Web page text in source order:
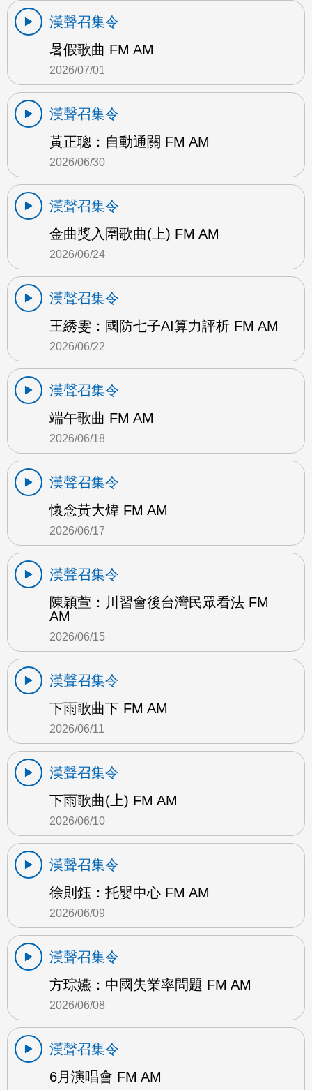
漢聲召集令
暑假歌曲 FM AM
2026/07/01
漢聲召集令
黃正聰：自動通關 FM AM
2026/06/30
漢聲召集令
金曲獎入圍歌曲(上) FM AM
2026/06/24
漢聲召集令
王綉雯：國防七子AI算力評析 FM AM
2026/06/22
漢聲召集令
端午歌曲 FM AM
2026/06/18
漢聲召集令
懷念黃大煒 FM AM
2026/06/17
漢聲召集令
陳穎萱：川習會後台灣民眾看法 FM
AM
2026/06/15
漢聲召集令
下雨歌曲下 FM AM
2026/06/11
漢聲召集令
下雨歌曲(上) FM AM
2026/06/10
漢聲召集令
徐則鈺：托嬰中心 FM AM
2026/06/09
漢聲召集令
方琮嬿：中國失業率問題 FM AM
2026/06/08
漢聲召集令
6月演唱會 FM AM